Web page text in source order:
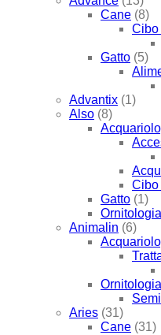
Cane (8)
Cibo
Gatto (5)
Advantix (1)
Also (8)
Cibo
Gatto (1)
Ornitologia
Animalin (6)
Ornitologia
Aries (31)
Cane (31)